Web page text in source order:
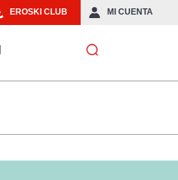
EROSKI CLUB MI CUENTA